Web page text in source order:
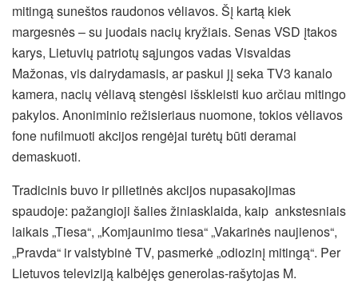
mitingą suneštos raudonos vėliavos. Šį kartą kiek
margesnės – su juodais nacių kryžiais. Senas VSD įtakos
karys, Lietuvių patriotų sąjungos vadas Visvaldas
Mažonas, vis dairydamasis, ar paskui jį seka TV3 kanalo
kamera, nacių vėliavą stengėsi išskleisti kuo arčiau mitingo
pakylos. Anoniminio režisieriaus nuomone, tokios vėliavos
fone nufilmuoti akcijos rengėjai turėtų būti deramai
demaskuoti.
Tradicinis buvo ir pilietinės akcijos nupasakojimas
spaudoje: pažangioji šalies žiniasklaida, kaip ankstesniais
laikais „Tiesa“, „Komjaunimo tiesa“ „Vakarinės naujienos“,
„Pravda“ ir valstybinė TV, pasmerkė „odiozinį mitingą“. Per
Lietuvos televiziją kalbėjęs generolas-rašytojas M.